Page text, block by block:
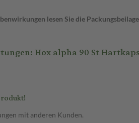
lesen Sie die
Hox alpha 90 St
mit anderen Kunden.